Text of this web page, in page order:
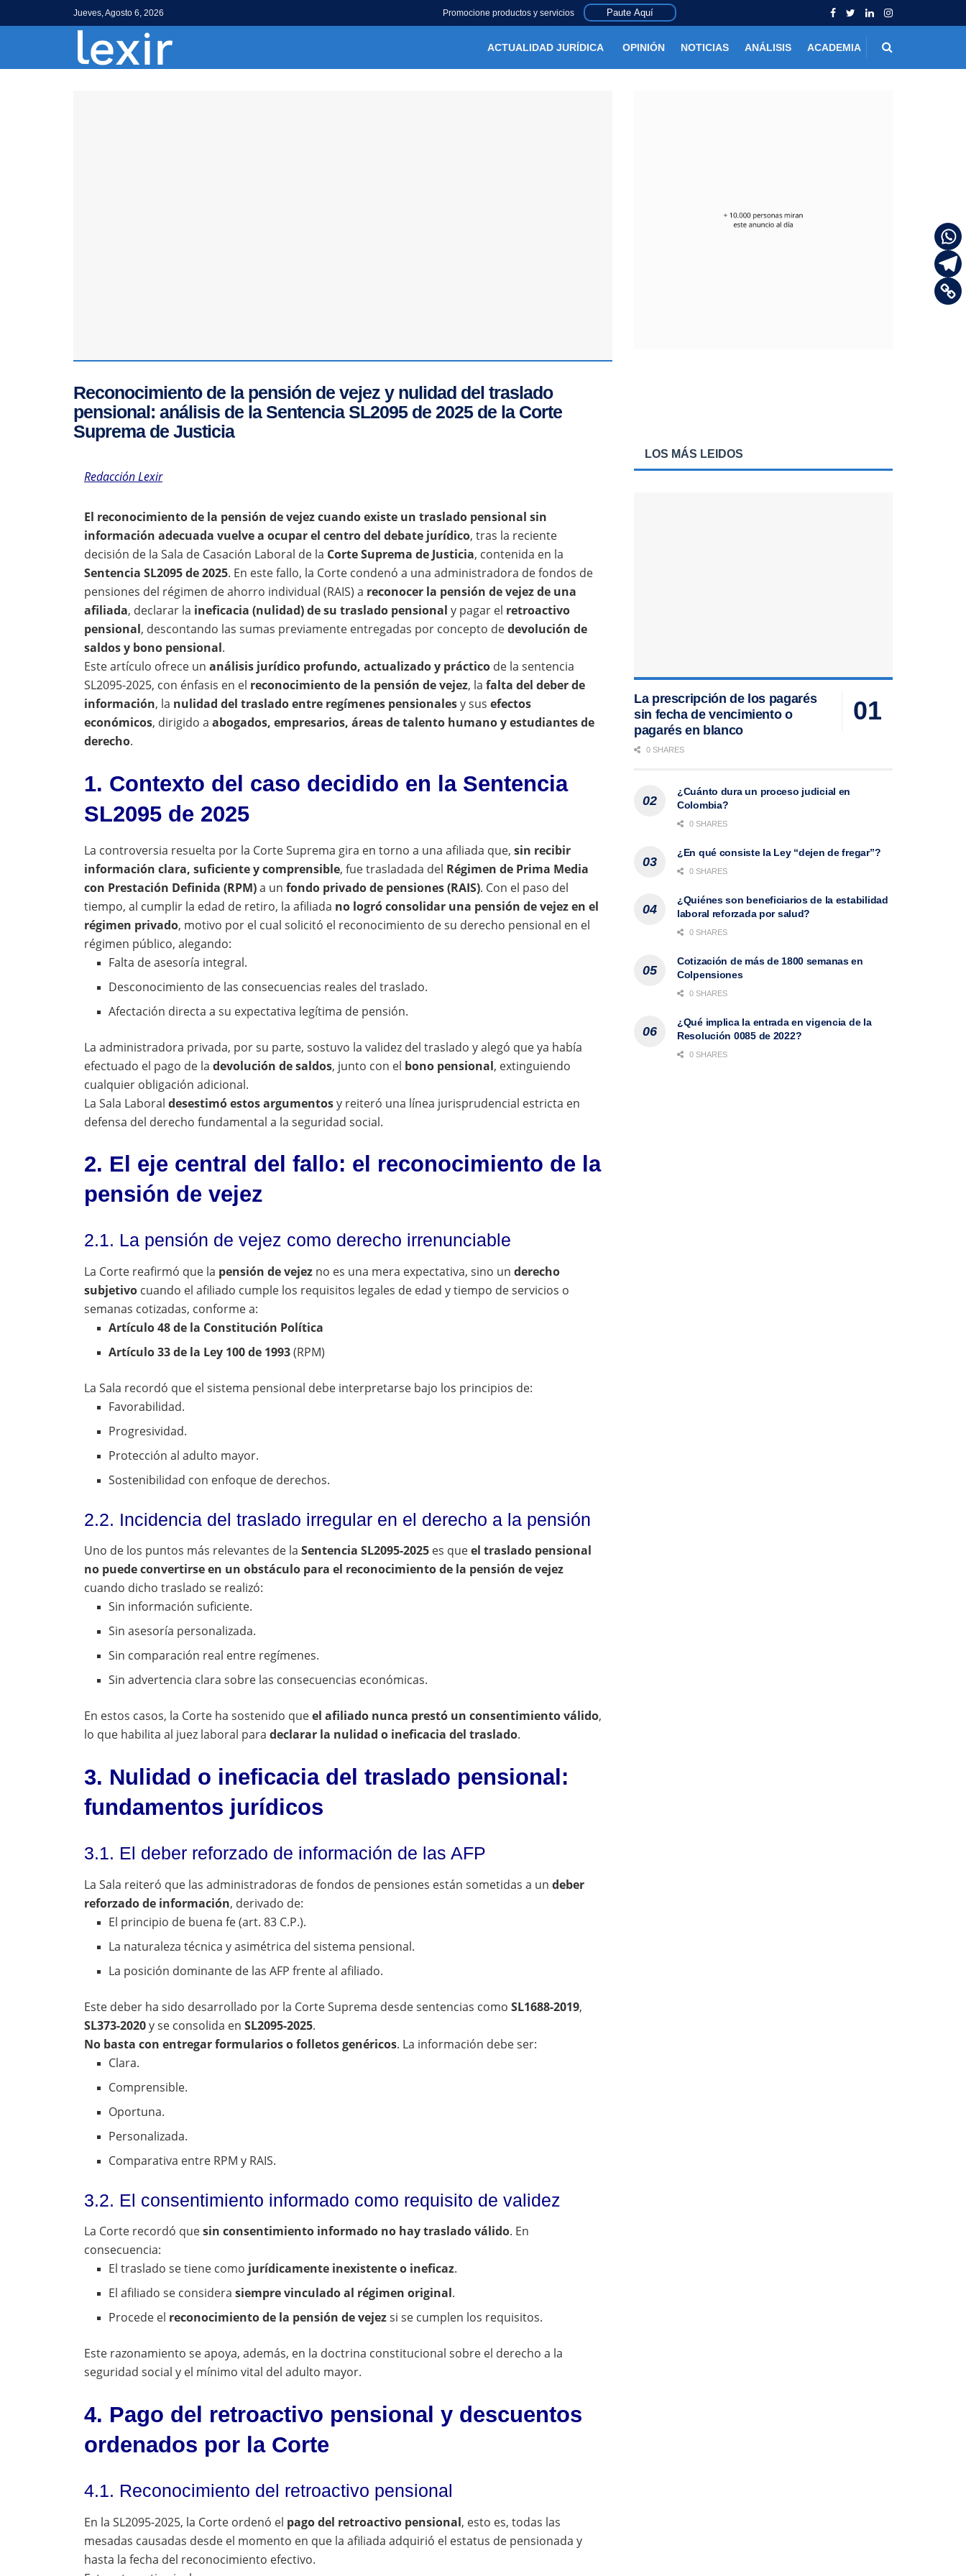
Jueves, Agosto 6, 2026 Promocione productos y servicios Paute Aquí
ACTUALIDAD JURÍDICA OPINIÓN NOTICIAS ANÁLISIS ACADEMIA
Reconocimiento de la pensión de vejez y nulidad del traslado
pensional: análisis de la Sentencia SL2095 de 2025 de la Corte
Suprema de Justicia
Redacción Lexir
El reconocimiento de la pensión de vejez cuando existe un traslado pensional sin
información adecuada vuelve a ocupar el centro del debate jurídico, tras la reciente
decisión de la Sala de Casación Laboral de la Corte Suprema de Justicia, contenida en la
Sentencia SL2095 de 2025. En este fallo, la Corte condenó a una administradora de fondos de
pensiones del régimen de ahorro individual (RAIS) a reconocer la pensión de vejez de una
afiliada, declarar la ineficacia (nulidad) de su traslado pensional y pagar el retroactivo
pensional, descontando las sumas previamente entregadas por concepto dedevolución de
saldos y bono pensional.
Este artículo ofrece un análisis jurídico profundo, actualizado y práctico de la sentencia
SL2095-2025, con énfasis en el reconocimiento de la pensión de vejez, la falta del deber de
información, la nulidad del traslado entre regímenes pensionalesy sus efectos
económicos, dirigido a abogados, empresarios, áreas de talento humano y estudiantes de
derecho.
1. Contexto del caso decidido en la Sentencia
SL2095 de 2025
La controversia resuelta por la Corte Suprema gira en torno a una afiliada que, sin recibir
información clara, suficiente y comprensible, fue trasladada del Régimen de Prima Media
con Prestación Definida (RPM)a un fondo privado de pensiones (RAIS). Con el paso del
tiempo, al cumplir la edad de retiro, la afiliada no logró consolidar una pensión de vejez en el
régimen privado, motivo por el cual solicitó el reconocimiento de su derecho pensional en el
régimen público, alegando:
Falta de asesoría integral.
Desconocimiento de las consecuencias reales del traslado.
Afectación directa a su expectativa legítima de pensión.
La administradora privada, por su parte, sostuvo la validez del traslado y alegó que ya había
efectuado el pago de la devolución de saldos, junto con el bono pensional, extinguiendo
cualquier obligación adicional.
La Sala Laboral desestimó estos argumentosy reiteró una línea jurisprudencial estricta en
defensa del derecho fundamental a la seguridad social.
2. El eje central del fallo: el reconocimiento de la
pensión de vejez
2.1. La pensión de vejez como derecho irrenunciable
La Corte reafirmó que la pensión de vejez no es una mera expectativa, sino un derecho
subjetivo cuando el afiliado cumple los requisitos legales de edad y tiempo de servicios o
semanas cotizadas, conforme a:
Artículo 48 de la Constitución Política
Artículo 33 de la Ley 100 de 1993(RPM)
La Sala recordó que el sistema pensional debe interpretarse bajo los principios de:
Favorabilidad.
Progresividad.
Protección al adulto mayor.
Sostenibilidad con enfoque de derechos.
2.2. Incidencia del traslado irregular en el derecho a la pensión
Uno de los puntos más relevantes de la Sentencia SL2095-2025 es queel traslado pensional
no puede convertirse en un obstáculo para el reconocimiento de la pensión de vejez
cuando dicho traslado se realizó:
Sin información suficiente.
Sin asesoría personalizada.
Sin comparación real entre regímenes.
Sin advertencia clara sobre las consecuencias económicas.
En estos casos, la Corte ha sostenido queel afiliado nunca prestó un consentimiento válido,
lo que habilita al juez laboral para declarar la nulidad o ineficacia del traslado.
3. Nulidad o ineficacia del traslado pensional:
fundamentos jurídicos
3.1. El deber reforzado de información de las AFP
La Sala reiteró que las administradoras de fondos de pensiones están sometidas a un deber
reforzado de información, derivado de:
El principio de buena fe (art. 83 C.P.).
La naturaleza técnica y asimétrica del sistema pensional.
La posición dominante de las AFP frente al afiliado.
Este deber ha sido desarrollado por la Corte Suprema desde sentencias como SL1688-2019,
SL373-2020y se consolida en SL2095-2025.
No basta con entregar formularios o folletos genéricos. La información debe ser:
Clara.
Comprensible.
Oportuna.
Personalizada.
Comparativa entre RPM y RAIS.
3.2. El consentimiento informado como requisito de validez
La Corte recordó quesin consentimiento informado no hay traslado válido. En
consecuencia:
El traslado se tiene como jurídicamente inexistente o ineficaz.
El afiliado se considerasiempre vinculado al régimen original.
Procede el reconocimiento de la pensión de vejezsi se cumplen los requisitos.
Este razonamiento se apoya, además, en la doctrina constitucional sobre el derecho a la
seguridad social y el mínimo vital del adulto mayor.
4. Pago del retroactivo pensional y descuentos
ordenados por la Corte
4.1. Reconocimiento del retroactivo pensional
En la SL2095-2025, la Corte ordenó el pago del retroactivo pensional, esto es, todas las
mesadas causadas desde el momento en que la afiliada adquirió el estatus de pensionada y
hasta la fecha del reconocimiento efectivo.
LOS MÁS LEIDOS
La prescripción de los pagarés
sin fecha de vencimiento o
pagarés en blanco
0 SHARES
¿Cuánto dura un proceso judicial en
Colombia?
0 SHARES
¿En qué consiste la Ley “dejen de fregar”?
0 SHARES
¿Quiénes son beneficiarios de la estabilidad
laboral reforzada por salud?
0 SHARES
Cotización de más de 1800 semanas en
Colpensiones
0 SHARES
¿Qué implica la entrada en vigencia de la
Resolución 0085 de 2022?
0 SHARES